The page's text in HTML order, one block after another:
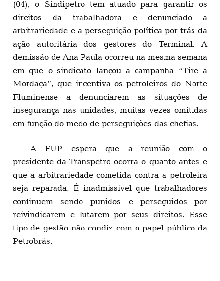
(04), o Sindipetro tem atuado para garantir os
direitos da trabalhadora e denunciado a
arbitrariedade e a perseguição política por trás da
ação autoritária dos gestores do Terminal. A
demissão de Ana Paula ocorreu na mesma semana
em que o sindicato lançou a campanha “Tire a
Mordaça”, que incentiva os petroleiros do Norte
Fluminense a denunciarem as situações de
insegurança nas unidades, muitas vezes omitidas
em função do medo de perseguições das chefias.
A FUP espera que a reunião com o
presidente da Transpetro ocorra o quanto antes e
que a arbitrariedade cometida contra a petroleira
seja reparada. É inadmissível que trabalhadores
continuem sendo punidos e perseguidos por
reivindicarem e lutarem por seus direitos. Esse
tipo de gestão não condiz com o papel público da
Petrobrás.